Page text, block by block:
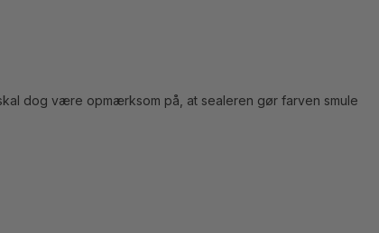
dog være opmærksom på, at sealeren gør farven smule